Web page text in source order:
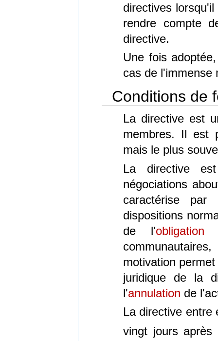
directives
rendre compte
directive.
Une fois
cas de l'immense
Conditions de
La directive est
membres. Il est
mais le plus
La directive
négociations
caractérise par
dispositions
de l'
motivation
juridique de la
l'annulation de
La directive entre
vingt jours